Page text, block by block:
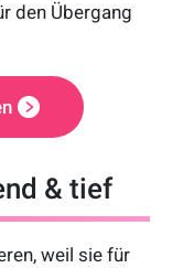
den Übergang
& tief
weil sie für